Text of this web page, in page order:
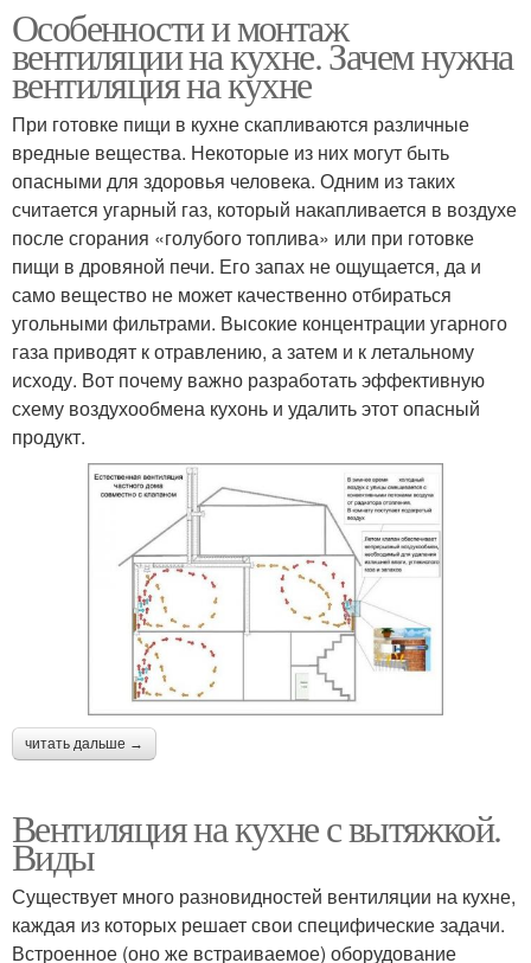
Особенности и монтаж
вентиляции на кухне. Зачем нужна
вентиляция на кухне
При готовке пищи в кухне скапливаются различные
вредные вещества. Некоторые из них могут быть
опасными для здоровья человека. Одним из таких
считается угарный газ, который накапливается в воздухе
после сгорания «голубого топлива» или при готовке
пищи в дровяной печи. Его запах не ощущается, да и
само вещество не может качественно отбираться
угольными фильтрами. Высокие концентрации угарного
газа приводят к отравлению, а затем и к летальному
исходу. Вот почему важно разработать эффективную
схему воздухообмена кухонь и удалить этот опасный
продукт.
читать дальше →
Вентиляция на кухне с вытяжкой.
Виды
Существует много разновидностей вентиляции на кухне,
каждая из которых решает свои специфические задачи.
Встроенное (оно же встраиваемое) оборудование